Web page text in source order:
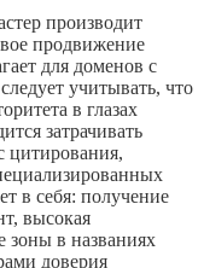
производит
продвижение
для доменов с
учитывать, что
в глазах
затрачивать
цитирования,
в себя: получение
высокая
зоны в названиях
доверия